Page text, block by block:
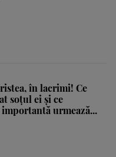
în lacrimi! Ce
soțul ei și ce
urmează...